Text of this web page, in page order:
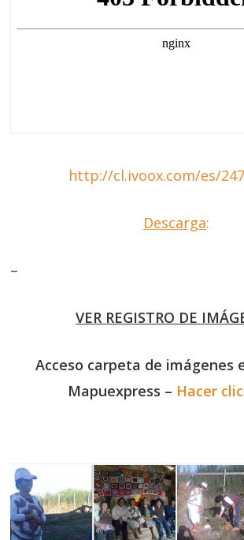
http://cl.ivoox.com/es/
Descarga:
–
VER REGISTRO DE
Acceso carpeta de imágenes
Mapuexpress – Hacer